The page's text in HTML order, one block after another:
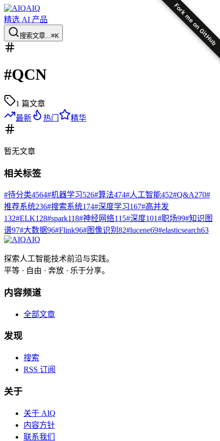
Fork me on GitHub
AIQ
精选 AI 产品
搜索文章...⌘K
#QCN
1 篇文章
最新
热门 精华
暂无文章
相关标签
#待分类4564#机器学习526#算法474#人工智能452#Q&A270#
推荐系统236#搜索系统174#深度学习167#高并发
132#ELK128#spark118#神经网络115#深度101#职场99#知识图
谱97#大数据96#Flink96#图像识别 82#lucene69#elasticsearch63
AIQ
探索人工智能技术前沿与实践。
平等 · 自由 · 奔放 · 乐于分享。
内容频道
全部文章
发现
搜索
RSS 订阅
关于
关于 AIQ
内容方针
联系我们